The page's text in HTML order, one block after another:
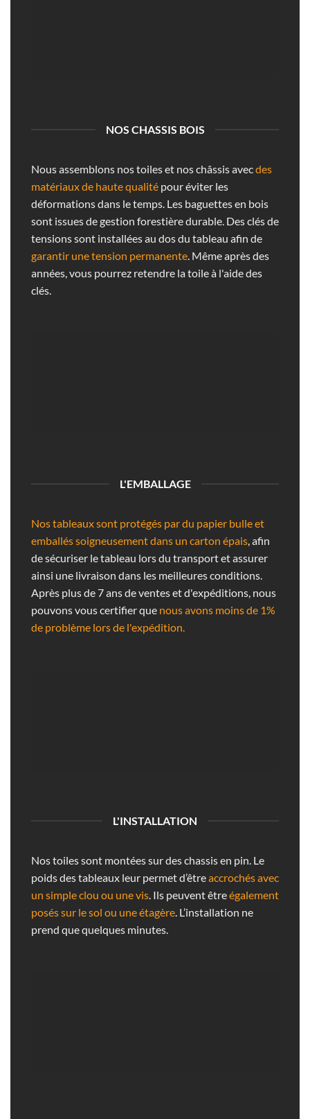
NOS CHASSIS BOIS
Nous assemblons nos toiles et nos châssis avecdes
matériaux de haute qualité pour éviter les
déformations dans le temps. Les baguettes en bois
sont issues de gestion forestière durable. Des clés de
tensions sont installées au dos du tableau afin de
garantir une tension permanente. Même après des
années, vous pourrez retendre la toile à l'aide des
clés.
L'EMBALLAGE
Nos tableaux sont protégés par du papier bulle et
emballés soigneusement dans un carton épais, afin
de sécuriser le tableau lors du transport et assurer
ainsi une livraison dans les meilleures conditions.
Après plus de 7 ans de ventes et d'expéditions, nous
pouvons vous certifier que nous avons moins de 1%
de problème lors de l'expédition.
L'INSTALLATION
Nos toiles sont montées sur des chassis en pin. Le
poids des tableaux leur permet d’êtreaccrochés avec
un simple clou ou une vis. Ils peuvent êtreégalement
posés sur le sol ou une étagère. L’installation ne
prend que quelques minutes.